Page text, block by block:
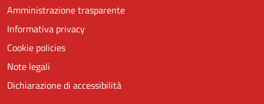
Amministrazione trasparente
Informativa privacy
Cookie policies
Note legali
Dichiarazione di accessibilità